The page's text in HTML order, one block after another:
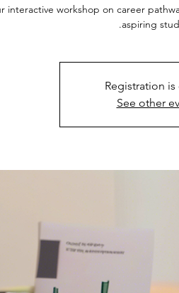
interactive workshop on career
aspiring
Registration is
See other